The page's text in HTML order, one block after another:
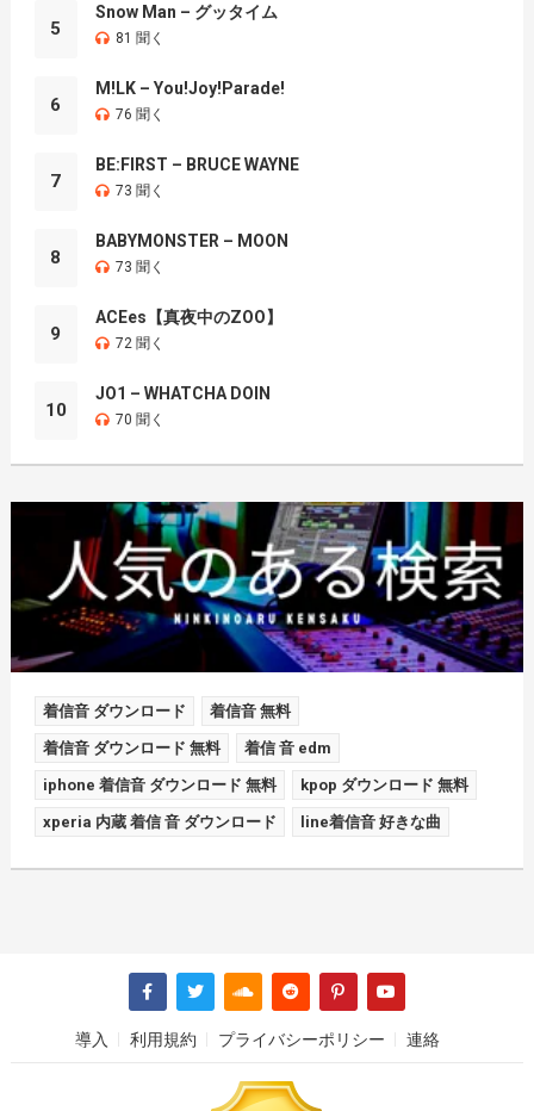
5
Snow Man – グッタイム
81 聞く
6
M!LK – You!Joy!Parade!
76 聞く
7
BE:FIRST – BRUCE WAYNE
73 聞く
8
BABYMONSTER – MOON
73 聞く
9
ACEes【真夜中のZOO】
72 聞く
10
JO1 – WHATCHA DOIN
70 聞く
着信音 ダウンロード 着信音 無料
着信音 ダウンロード 無料 着信 音 edm
iphone 着信音 ダウンロード 無料 kpop ダウンロード 無料
xperia 内蔵 着信 音 ダウンロード line着信音 好きな曲
導入 利用規約 プライバシーポリシー 連絡